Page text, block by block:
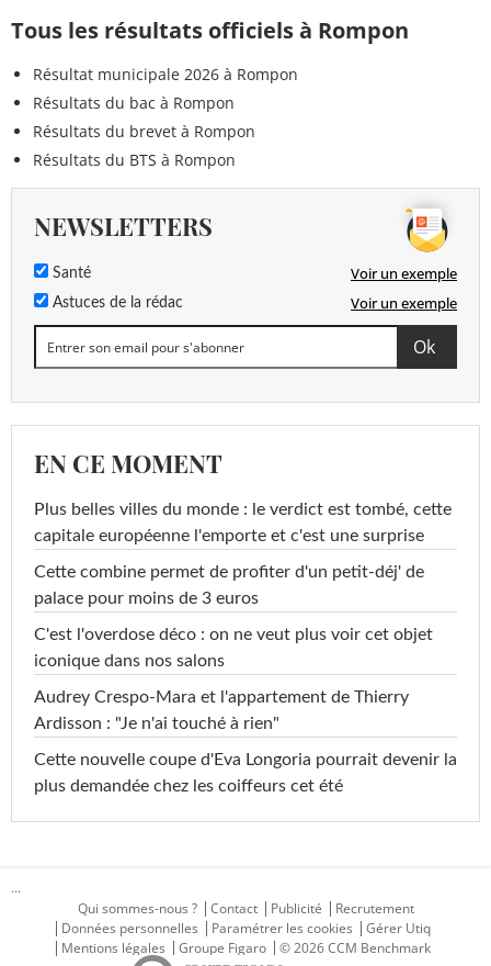
Tous les résultats officiels à Rompon
Résultat municipale 2026 à Rompon
Résultats du bac à Rompon
Résultats du brevet à Rompon
Résultats du BTS à Rompon
NEWSLETTERS
Santé Voir un exemple
Astuces de la rédac Voir un exemple
EN CE MOMENT
Plus belles villes du monde : le verdict est tombé, cette
capitale européenne l'emporte et c'est une surprise
Cette combine permet de profiter d'un petit-déj' de
palace pour moins de 3 euros
C'est l'overdose déco : on ne veut plus voir cet objet
iconique dans nos salons
Audrey Crespo-Mara et l'appartement de Thierry
Ardisson : "Je n'ai touché à rien"
Cette nouvelle coupe d'Eva Longoria pourrait devenir la
plus demandée chez les coiffeurs cet été
...
Qui sommes-nous ?
Contact Publicité
Recrutement
Données personnelles
Paramétrer les cookies
Gérer Utiq
Mentions légales
Groupe Figaro © 2026 CCM Benchmark